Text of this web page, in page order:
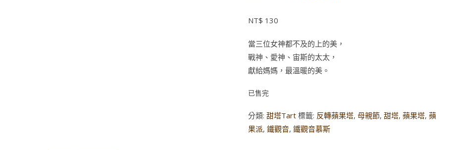
顧客進行評
NT$ 130
當三位女神都不及的上的美，
戰神、愛神、宙斯的太太，
獻給媽媽，最溫暖的美。
已售完
分類: 甜塔Tart 標籤: 反轉蘋果塔, 母親節, 甜塔, 蘋果塔, 蘋
果派, 鐵觀音, 鐵觀音慕斯